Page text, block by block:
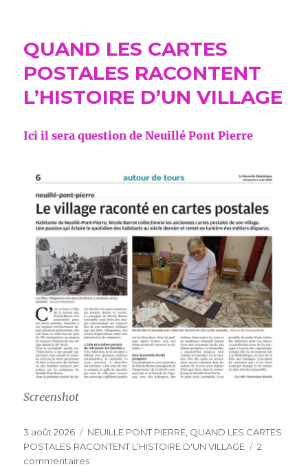
QUAND LES CARTES
POSTALES RACONTENT
L’HISTOIRE D’UN VILLAGE
Ici il sera question de Neuillé Pont Pierre
Screenshot
Publié
le
3 août 2026 Catégories
NEUILLE PONT PIERRE QUAND LES CARTES
POSTALES RACONTENT L'HISTOIRE D'UN VILLAGE
2
commentairessur